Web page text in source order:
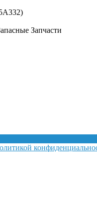
Запчасти